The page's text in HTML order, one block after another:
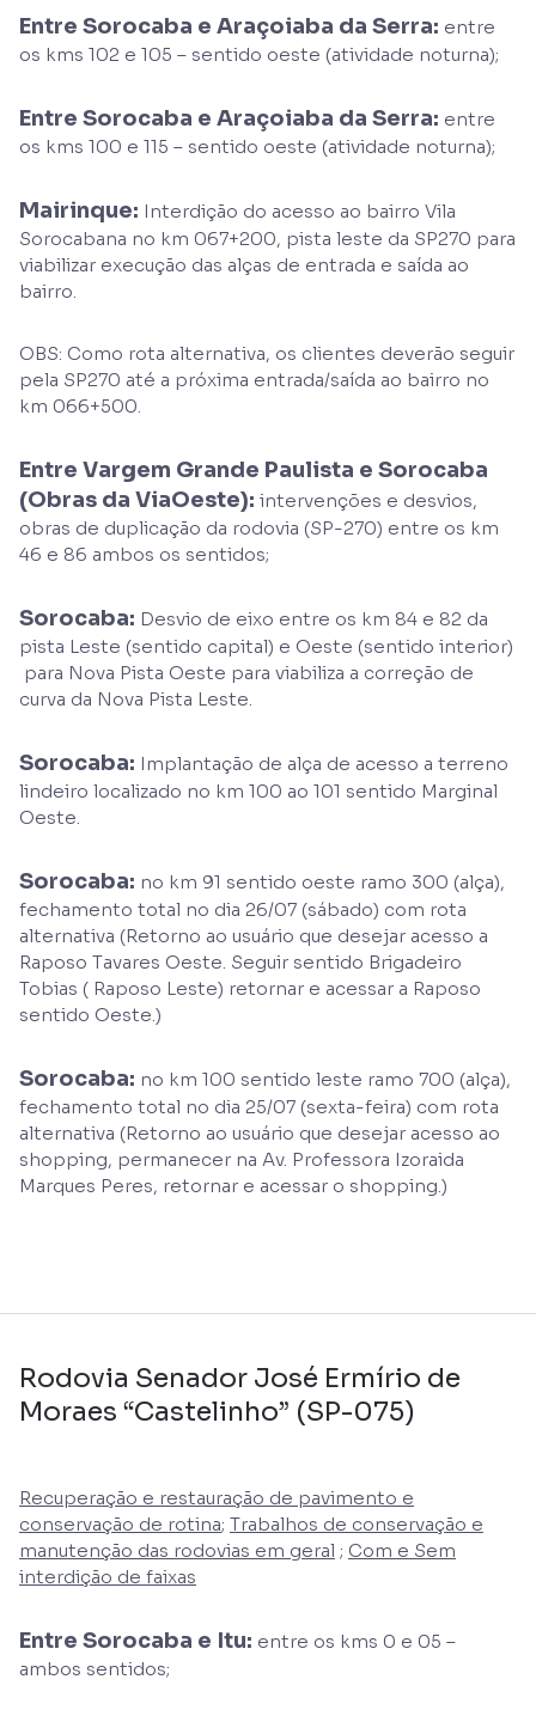
Entre Sorocaba e Araçoiaba da Serra: entre
os kms 102 e 105 – sentido oeste (atividade noturna);
Entre Sorocaba e Araçoiaba da Serra: entre
os kms 100 e 115 – sentido oeste (atividade noturna);
Mairinque: Interdição do acesso ao bairro Vila
Sorocabana no km 067+200, pista leste da SP270 para
viabilizar execução das alças de entrada e saída ao
bairro.
OBS: Como rota alternativa, os clientes deverão seguir
pela SP270 até a próxima entrada/saída ao bairro no
km 066+500.
Entre Vargem Grande Paulista e Sorocaba
(Obras da ViaOeste): intervenções e desvios,
obras de duplicação da rodovia (SP-270) entre os km
46 e 86 ambos os sentidos;
Sorocaba: Desvio de eixo entre os km 84 e 82 da
pista Leste (sentido capital) e Oeste (sentido interior)
para Nova Pista Oeste para viabiliza a correção de
curva da Nova Pista Leste.
Sorocaba: Implantação de alça de acesso a terreno
lindeiro localizado no km 100 ao 101 sentido Marginal
Oeste.
Sorocaba: no km 91 sentido oeste ramo 300 (alça),
fechamento total no dia 26/07 (sábado) com rota
alternativa (Retorno ao usuário que desejar acesso a
Raposo Tavares Oeste. Seguir sentido Brigadeiro
Tobias ( Raposo Leste) retornar e acessar a Raposo
sentido Oeste.)
Sorocaba: no km 100 sentido leste ramo 700 (alça),
fechamento total no dia 25/07 (sexta-feira) com rota
alternativa (Retorno ao usuário que desejar acesso ao
shopping, permanecer na Av. Professora Izoraida
Marques Peres, retornar e acessar o shopping.)
Rodovia Senador José Ermírio de
Moraes “Castelinho” (SP-075)
Recuperação e restauração de pavimento e
conservação de rotina; Trabalhos de conservação e
manutenção das rodovias em geral ; Com e Sem
interdição de faixas
Entre Sorocaba e Itu: entre os kms 0 e 05 –
ambos sentidos;